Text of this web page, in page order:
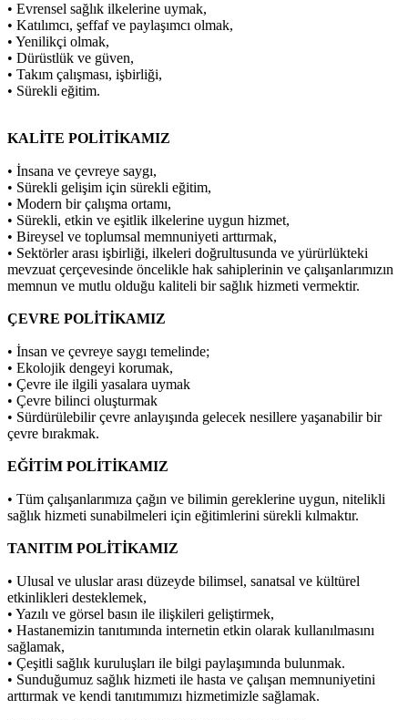
• Evrensel sağlık ilkelerine uymak,
• Katılımcı, şeffaf ve paylaşımcı olmak,
• Yenilikçi olmak,
• Dürüstlük ve güven,
• Takım çalışması, işbirliği,
• Sürekli eğitim.
KALİTE POLİTİKAMIZ
• İnsana ve çevreye saygı,
• Sürekli gelişim için sürekli eğitim,
• Modern bir çalışma ortamı,
• Sürekli, etkin ve eşitlik ilkelerine uygun hizmet,
• Bireysel ve toplumsal memnuniyeti arttırmak,
• Sektörler arası işbirliği, ilkeleri doğrultusunda ve yürürlükteki
mevzuat çerçevesinde öncelikle hak sahiplerinin ve çalışanlarımızın
memnun ve mutlu olduğu kaliteli bir sağlık hizmeti vermektir.
ÇEVRE POLİTİKAMIZ
• İnsan ve çevreye saygı temelinde;
• Ekolojik dengeyi korumak,
• Çevre ile ilgili yasalara uymak
• Çevre bilinci oluşturmak
• Sürdürülebilir çevre anlayışında gelecek nesillere yaşanabilir bir
çevre bırakmak.
EĞİTİM POLİTİKAMIZ
• Tüm çalışanlarımıza çağın ve bilimin gereklerine uygun, nitelikli
sağlık hizmeti sunabilmeleri için eğitimlerini sürekli kılmaktır.
TANITIM POLİTİKAMIZ
• Ulusal ve uluslar arası düzeyde bilimsel, sanatsal ve kültürel
etkinlikleri desteklemek,
• Yazılı ve görsel basın ile ilişkileri geliştirmek,
• Hastanemizin tanıtımında internetin etkin olarak kullanılmasını
sağlamak,
• Çeşitli sağlık kuruluşları ile bilgi paylaşımında bulunmak.
• Sunduğumuz sağlık hizmeti ile hasta ve çalışan memnuniyetini
arttırmak ve kendi tanıtımımızı hizmetimizle sağlamak.